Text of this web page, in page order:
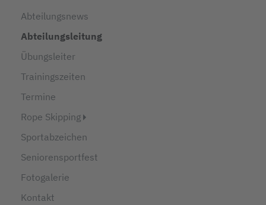
Abteilungsnews
Abteilungsleitung
Übungsleiter
Trainingszeiten
Termine
Rope Skipping
Sportabzeichen
Seniorensportfest
Fotogalerie
Kontakt